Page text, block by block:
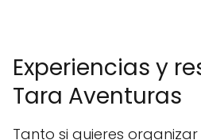
Experiencias y
Tara Aventuras
Tanto si quieres